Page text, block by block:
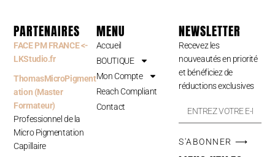
PARTENAIRES
FACE PM FRANCE <-
LKStudio.fr
ThomasMicroPigment
ation (Master
Formateur)
Professionnel de la
Micro Pigmentation
Capillaire
MENU
Accueil
BOUTIQUE
Mon Compte
Reach Compliant
Contact
NEWSLETTER
Recevez les
nouveautés en priorité
et bénéficiez de
réductions exclusives
S'ABONNER ⟶